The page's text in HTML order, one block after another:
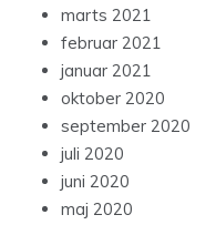
marts 2021
februar 2021
januar 2021
oktober 2020
september 2020
juli 2020
juni 2020
maj 2020